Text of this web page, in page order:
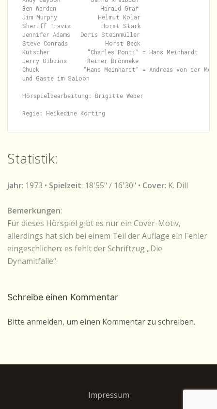
Ben Warden             Harald Graf
Jim Murphy            Helmut Kolar
Sheriff Travis         Horst Stark
Jennifer Adams   Doris Steinmüller
Steve Conrads           Horst Beck
Kutscher           "Charles Ponti" = Hans Meinhardt
Jerry Gibbins      Reiner Brönneke
Chuck             "Hans Meinhardt" = Andreas von der
und Gäste im Saloon
Hörspielbearbeitung: Brigitte Weber
Statistik:
Jahr: 1973 • Spielzeit: 18'55" / 16'30" • Cover: K. Dill
Bemerkungen:
Für dieses Hörspiel gibt es nur ein Cover-Motiv,
allerdings hat sich bei einem Teil der Auflage ein Fehler
eingeschlichen: es fehlt der Schriftzug „Die
Dynamitfalle“.
Schreibe einen Kommentar
Bitte anmelden, um einen Kommentar zu schreiben.
Impressum